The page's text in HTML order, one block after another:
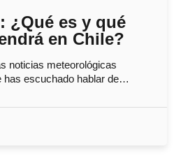
¿Qué es y qué
en Chile?
noticias meteorológicas
has escuchado hablar de…